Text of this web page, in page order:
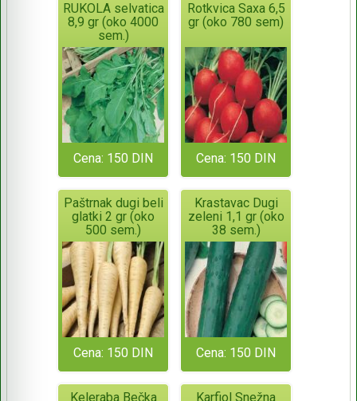
RUKOLA selvatica
8,9 gr (oko 4000
sem.)
Cena: 150 DIN
Rotkvica Saxa 6,5
gr (oko 780 sem)
Cena: 150 DIN
Paštrnak dugi beli
glatki 2 gr (oko
500 sem.)
Cena: 150 DIN
Krastavac Dugi
zeleni 1,1 gr (oko
38 sem.)
Cena: 150 DIN
Keleraba Bečka Karfiol Snežna